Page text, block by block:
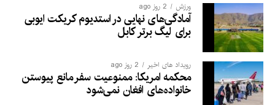
ورزش 2 روز ago
آمادگی‌های نهایی در استدیوم کریکت ایوبی
برای لیگ برتر کابل
رویداد های اخیر 2 روز ago
محکمه امریکا: ممنوعیت سفر مانع پیوستن
خانواده‌های افغان نمی‌شود